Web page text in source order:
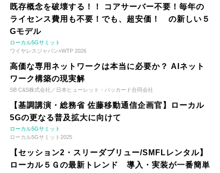
既存概念を破壊する！！ コアサーバー不要！毎年の
ライセンス費用も不要！でも、超安価！ の新しい５
Gモデル
ローカル5Gサミット
ワイヤレスジャパン×WTP 2026
高価な専用ネットワークは本当に必要か？ AIネット
ワーク構築の現実解
SB C&S株式会社／日本ヒューレット・パッカード合同会社
【基調講演・総務省 佐藤移動通信企画官】ローカル
5Gの更なる普及拡大に向けて
ローカル5Gサミット
ローカル5Gサミット2025
【セッション2・スリーダブリュー/SMFLレンタル】
ローカル５Ｇの最新トレンド 導入・実装が一番簡単